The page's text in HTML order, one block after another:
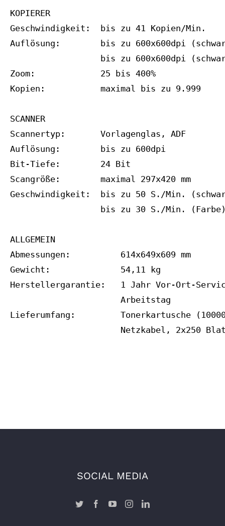
KOPIERER
Geschwindigkeit:  bis zu 41 Kopien/Min.
Auflösung:        bis zu 600x600dpi
bis zu 600x600dpi
Zoom:             25 bis 400%
Kopien:           maximal bis zu 9.999
SCANNER
Scannertyp:       Vorlagenglas, ADF
Auflösung:        bis zu 600dpi
Bit-Tiefe:        24 Bit
Scangröße:        maximal 297x420 mm
Geschwindigkeit:  bis zu 50 S./Min.
bis zu 30 S./Min.
ALLGEMEIN
Abmessungen:          614x649x609 mm
Gewicht:              54,11 kg
Herstellergarantie:   1 Jahr Vor-Ort-
                      Arbeitstag
Lieferumfang:         Tonerkartusche
Netzkabel, 2x250
SOCIAL MEDIA